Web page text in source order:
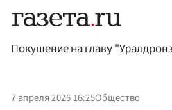
Покушение на главу
7 апреля 2026 16:25Общество